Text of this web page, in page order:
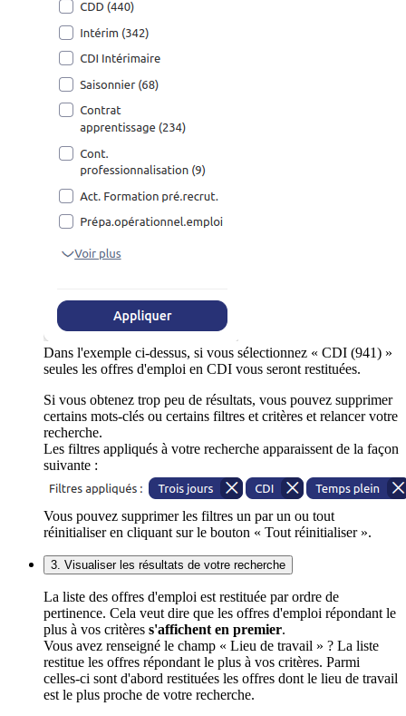
Dans l'exemple ci-dessus, si vous sélectionnez « CDI (941) »
seules les offres d'emploi en CDI vous seront restituées.
Si vous obtenez trop peu de résultats, vous pouvez supprimer
certains mots-clés ou certains filtres et critères et relancer votre
recherche.
Les filtres appliqués à votre recherche apparaissent de la façon
suivante :
Vous pouvez supprimer les filtres un par un ou tout
réinitialiser en cliquant sur le bouton « Tout réinitialiser ».
3. Visualiser les résultats de votre recherche
La liste des offres d'emploi est restituée par ordre de
pertinence. Cela veut dire que les offres d'emploi répondant le
plus à vos critères s'affichent en premier.
Vous avez renseigné le champ « Lieu de travail » ? La liste
restitue les offres répondant le plus à vos critères. Parmi
celles-ci sont d'abord restituées les offres dont le lieu de travail
est le plus proche de votre recherche.